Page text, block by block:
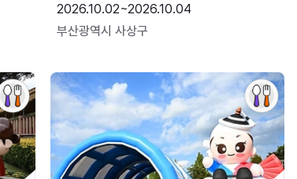
2026.10.02~2026.10.04
부산광역시 사상구